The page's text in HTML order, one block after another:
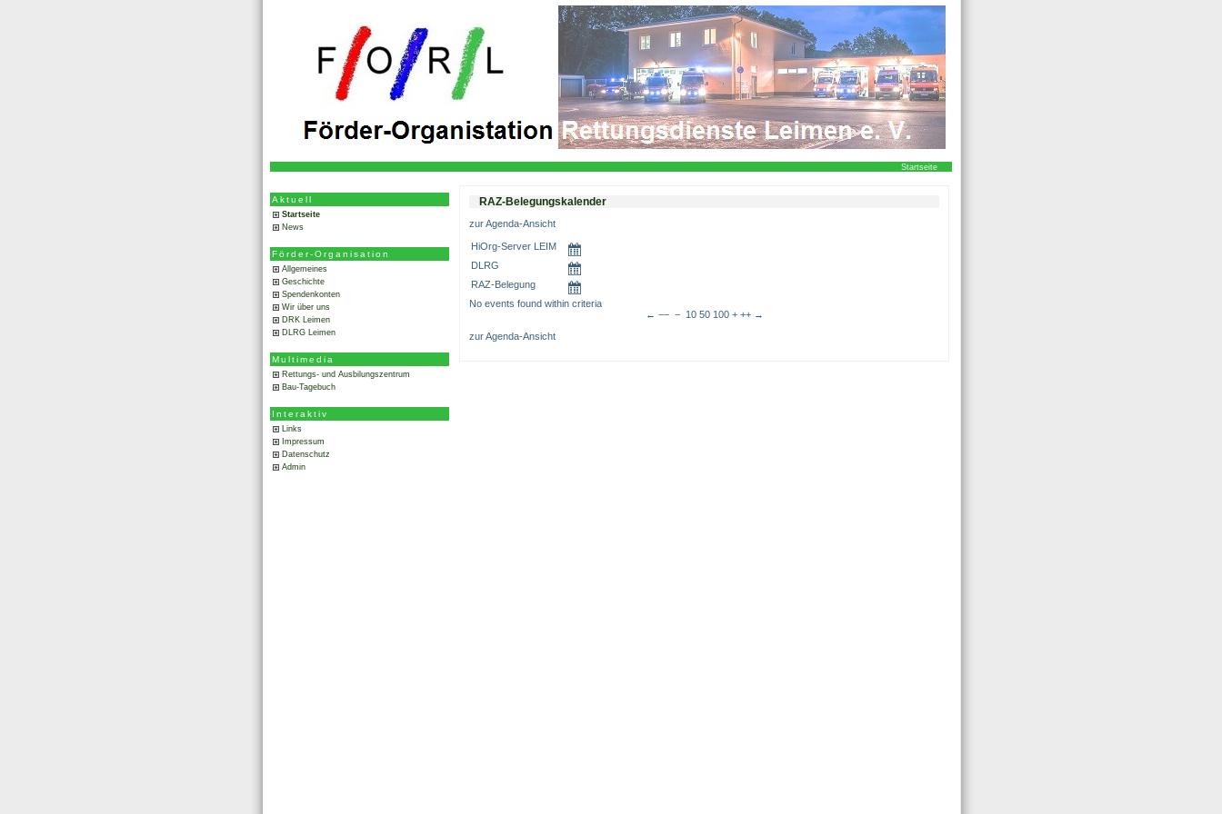
Startseite
Aktuell
Startseite
News
Förder-Organisation
Allgemeines
Geschichte
Spendenkonten
Wir über uns
DRK Leimen
DLRG Leimen
Multimedia
Rettungs- und Ausbilungszentrum
Bau-Tagebuch
Interaktiv
Links
Impressum
Datenschutz
Admin
RAZ-Belegungskalender
zur Agenda-Ansicht
HiOrg-Server LEIM
DLRG
RAZ-Belegung
No events found within criteria
← −− − 10 50 100 + ++ →
zur Agenda-Ansicht